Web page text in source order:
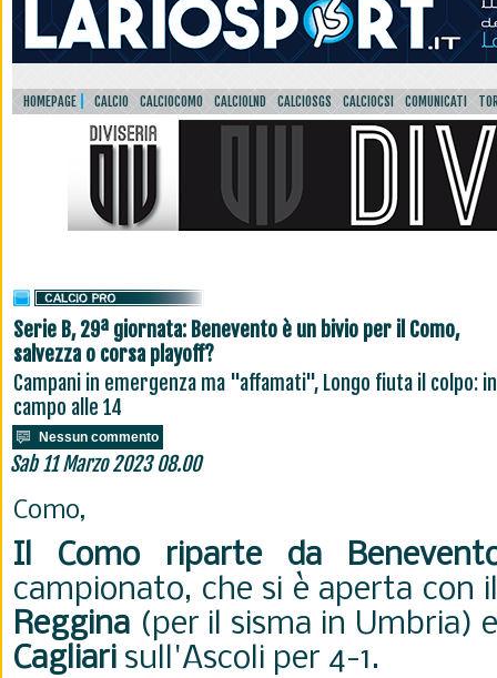
HOMEPAGE CALCIO CALCIOCOMO CALCIOLND CALCIOSGS CALCIOCSI COMUNICATI
Serie B, 29ª giornata: Benevento è un bivio per il Como,
salvezza o corsa playoff?
Campani in emergenza ma "affamati", Longo fiuta il colpo: in
campo alle 14
Nessun commento
Sab 11 Marzo 2023 08.00
Como,
Il Como riparte da
campionato, che si è aperta con
Reggina (per il sisma in Umbria)
Cagliari sull'Ascoli per 4-1.